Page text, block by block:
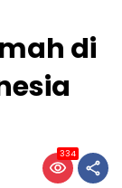
di
334